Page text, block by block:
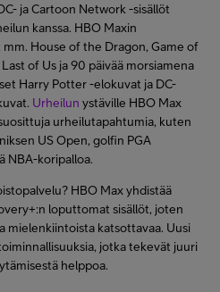
ja Cartoon Network -sisällöt
kanssa. HBO Maxin
House of the Dragon, Game of
of Us ja 90 päivää morsiamena
Harry Potter -elokuvat ja DC-
Urheilun ystäville HBO Max
urheilutapahtumia, kuten
US Open, golfin PGA
NBA-koripalloa.
HBO Max yhdistää
loputtomat sisällöt, joten
mielenkiintoista katsottavaa. Uusi
jotka tekevät juuri
helppoa.